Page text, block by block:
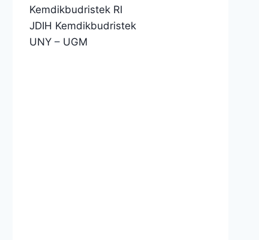
Pemantapan Kerja Sama
Vokasi: SMKN 3 Yogyakarta,
Kemdikbudristek RI
JDIH Kemdikbudristek
UNY– UGM